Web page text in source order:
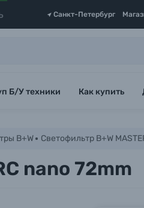
Санкт-Петербург
Б/У техники Как купить
B+W Светофильтр B+W
nano 72mm